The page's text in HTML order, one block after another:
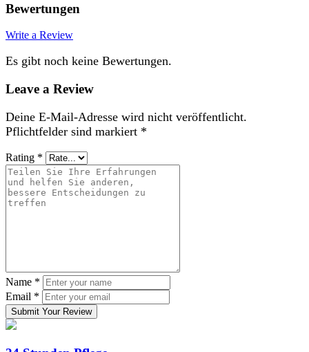
Bewertungen
Write a Review
Es gibt noch keine Bewertungen.
Leave a Review
Deine E-Mail-Adresse wird nicht veröffentlicht.
Pflichtfelder sind markiert *
Rating *
Name *
Email *
Submit Your Review